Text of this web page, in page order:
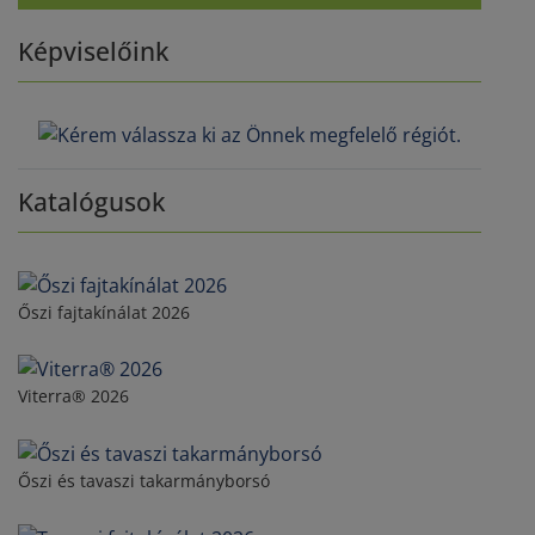
Képviselőink
Katalógusok
Őszi fajtakínálat 2026
Viterra® 2026
Őszi és tavaszi takarmányborsó